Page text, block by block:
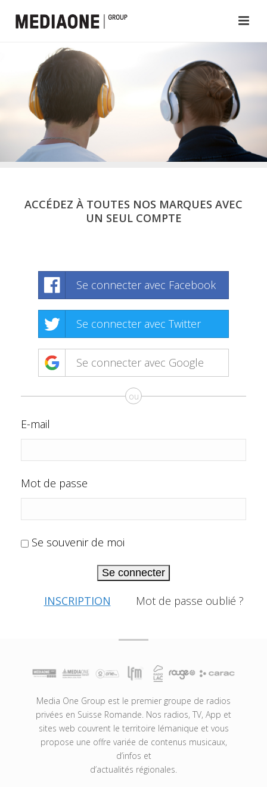
ACCÉDEZ À TOUTES NOS MARQUES AVEC
UN SEUL COMPTE
Se connecter avec Facebook
Se connecter avec Twitter
Se connecter avec Google
ou
E-mail
Mot de passe
Se souvenir de moi
Se connecter
INSCRIPTION Mot de passe oublié ?
Media One Group est le premier groupe de radios
privées en Suisse Romande. Nos radios, TV, App et
sites web couvrent le territoire lémanique et vous
propose une offre variée de contenus musicaux,
d’infos et
d’actualités régionales.